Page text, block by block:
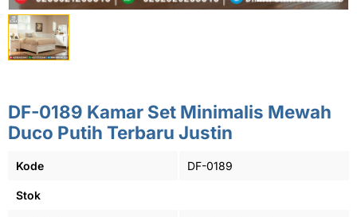
DF-0189 Kamar Set Minimalis Mewah
Duco Putih Terbaru Justin
Kode DF-0189
Stok